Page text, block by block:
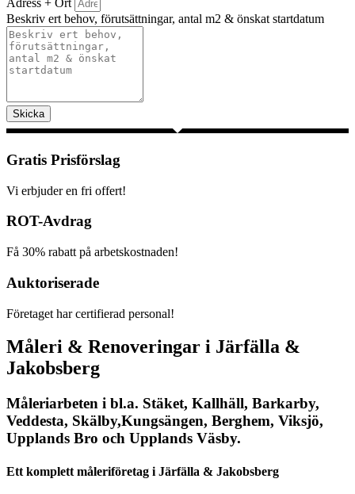
Adress + Ort
Beskriv ert behov, förutsättningar, antal m2 & önskat startdatum
Skicka
Gratis Prisförslag
Vi erbjuder en fri offert!
ROT-Avdrag
Få 30% rabatt på arbetskostnaden!
Auktoriserade
Företaget har certifierad personal!
Måleri & Renoveringar i Järfälla &
Jakobsberg
Måleriarbeten i bl.a. Stäket, Kallhäll, Barkarby,
Veddesta, Skälby,Kungsängen, Berghem, Viksjö,
Upplands Bro och Upplands Väsby.
Ett komplett måleriföretag i Järfälla & Jakobsberg